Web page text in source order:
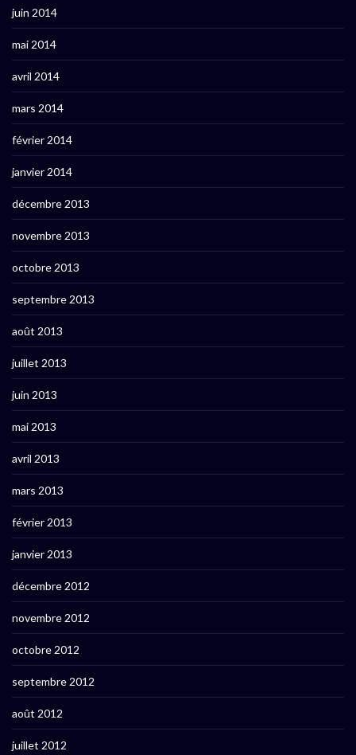
juin 2014
mai 2014
avril 2014
mars 2014
février 2014
janvier 2014
décembre 2013
novembre 2013
octobre 2013
septembre 2013
août 2013
juillet 2013
juin 2013
mai 2013
avril 2013
mars 2013
février 2013
janvier 2013
décembre 2012
novembre 2012
octobre 2012
septembre 2012
août 2012
juillet 2012